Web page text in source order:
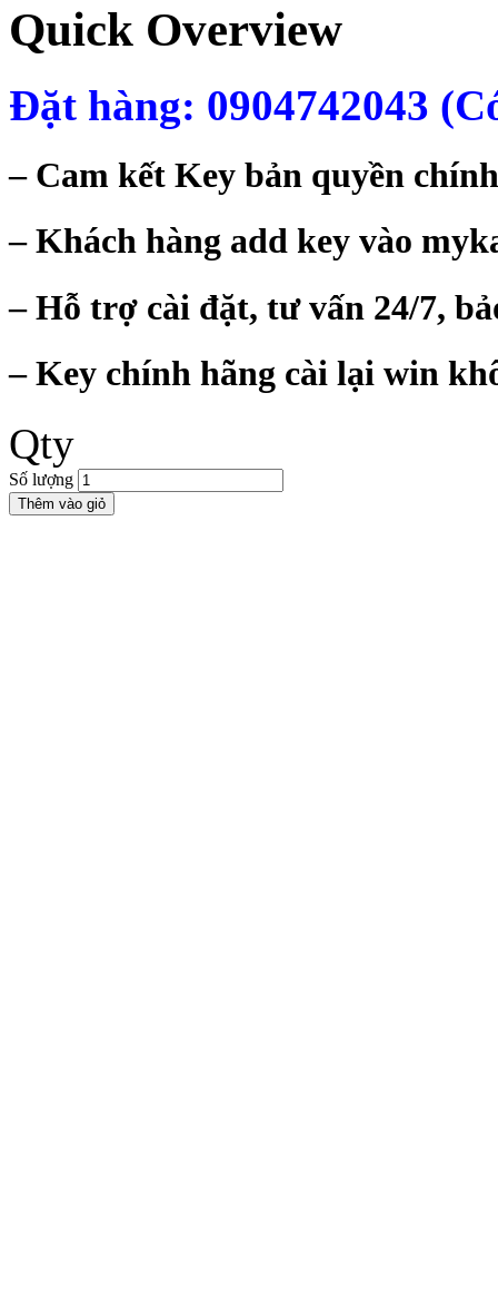
Quick Overview
Đặt hàng: 0904742043
– Cam kết Key bản quyền
– Khách hàng add key vào
– Hỗ trợ cài đặt, tư vấn 24/7,
– Key chính hãng cài lại win
Qty
Số lượng
Thêm vào giỏ